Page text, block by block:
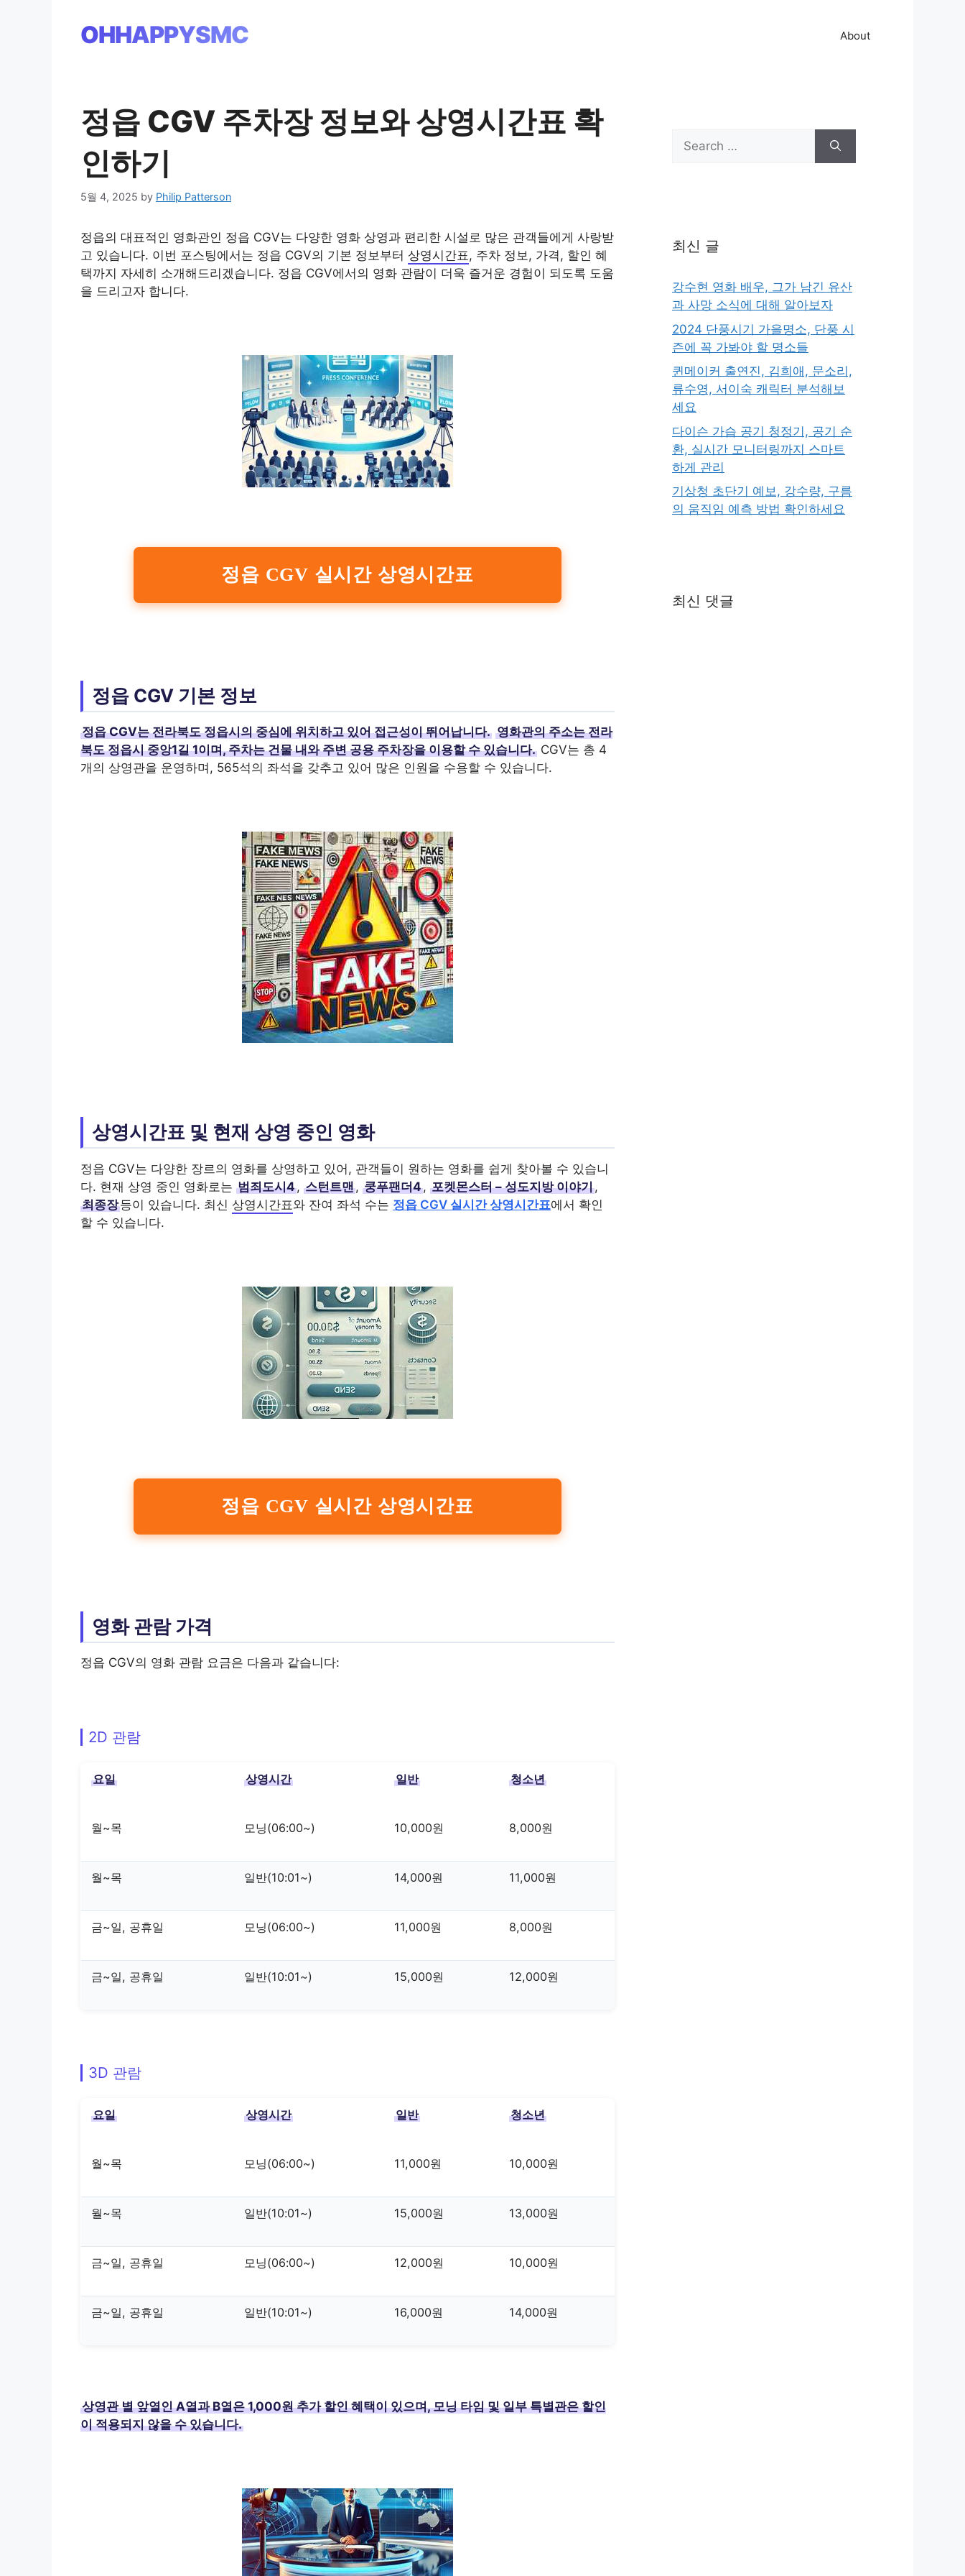
OHHAPPYSMC About
정읍 CGV 주차장 정보와 상영시간표 확
인하기
5월 4, 2025 by Philip Patterson
정읍의 대표적인 영화관인 정읍 CGV는 다양한 영화 상영과 편리한 시설로 많은 관객들에게 사랑받
고 있습니다. 이번 포스팅에서는 정읍 CGV의 기본 정보부터 상영시간표, 주차 정보, 가격, 할인 혜
택까지 자세히 소개해드리겠습니다. 정읍 CGV에서의 영화 관람이 더욱 즐거운 경험이 되도록 도움
을 드리고자 합니다.
정읍 CGV 실시간 상영시간표
정읍 CGV 기본 정보
정읍 CGV는 전라북도 정읍시의 중심에 위치하고 있어 접근성이 뛰어납니다. 영화관의 주소는 전라
북도 정읍시 중앙1길 1이며, 주차는 건물 내와 주변 공용 주차장을 이용할 수 있습니다. CGV는 총 4
개의 상영관을 운영하며, 565석의 좌석을 갖추고 있어 많은 인원을 수용할 수 있습니다.
상영시간표 및 현재 상영 중인 영화
정읍 CGV는 다양한 장르의 영화를 상영하고 있어, 관객들이 원하는 영화를 쉽게 찾아볼 수 있습니
다. 현재 상영 중인 영화로는 범죄도시4, 스턴트맨, 쿵푸팬더4, 포켓몬스터 – 성도지방 이야기,
최종장등이 있습니다. 최신 상영시간표와 잔여 좌석 수는 정읍 CGV 실시간 상영시간표에서 확인
할 수 있습니다.
정읍 CGV 실시간 상영시간표
영화 관람 가격
정읍 CGV의 영화 관람 요금은 다음과 같습니다:
2D 관람
요일 상영시간 일반 청소년
월~목 모닝(06:00~) 10,000원 8,000원
월~목 일반(10:01~) 14,000원 11,000원
금~일, 공휴일 모닝(06:00~) 11,000원 8,000원
금~일, 공휴일 일반(10:01~) 15,000원 12,000원
3D 관람
요일 상영시간 일반 청소년
월~목 모닝(06:00~) 11,000원 10,000원
월~목 일반(10:01~) 15,000원 13,000원
금~일, 공휴일 모닝(06:00~) 12,000원 10,000원
금~일, 공휴일 일반(10:01~) 16,000원 14,000원
상영관 별 앞열인 A열과 B열은 1,000원 추가 할인 혜택이 있으며, 모닝 타임 및 일부 특별관은 할인
이 적용되지 않을 수 있습니다.
Search
for:
최신 글
강수현 영화 배우, 그가 남긴 유산
과 사망 소식에 대해 알아보자
2024 단풍시기 가을명소, 단풍 시
즌에 꼭 가봐야 할 명소들
퀸메이커 출연진, 김희애, 문소리,
류수영, 서이숙 캐릭터 분석해보
세요
다이슨 가습 공기 청정기, 공기 순
환, 실시간 모니터링까지 스마트
하게 관리
기상청 초단기 예보, 강수량, 구름
의 움직임 예측 방법 확인하세요
최신 댓글